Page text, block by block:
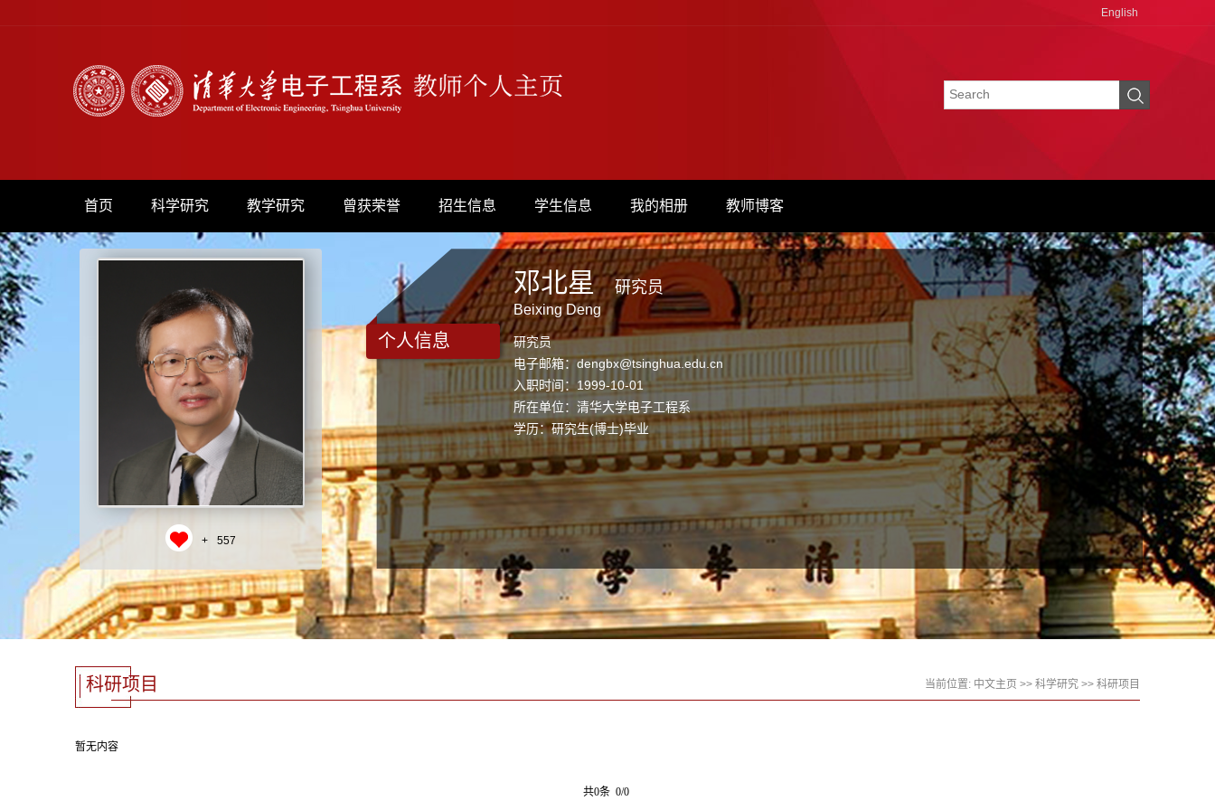
English
首页 科学研究 教学研究 曾获荣誉 招生信息 学生信息 我的相册 教师博客
+ 557
个人信息
邓北星
Beixing Deng
研究员
研究员
电子邮箱：dengbx@tsinghua.edu.cn
入职时间：1999-10-01
所在单位：清华大学电子工程系
学历：研究生(博士)毕业
科研项目 当前位置: 中文主页 >> 科学研究 >> 科研项目
暂无内容
共0条 0/0